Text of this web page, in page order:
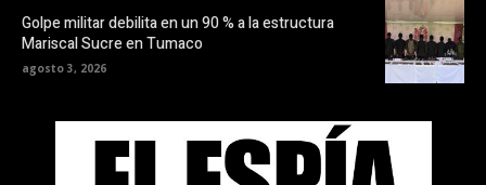
Golpe militar debilita en un 90 % a la estructura
Mariscal Sucre en Tumaco
agosto 3, 2026